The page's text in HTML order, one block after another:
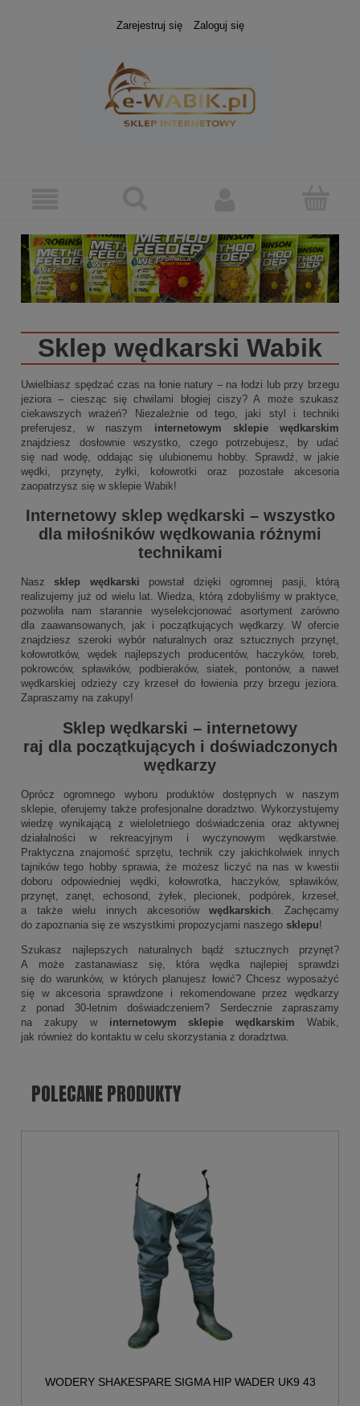
Zarejestruj się Zaloguj się
Sklep wędkarski Wabik
Uwielbiasz spędzać czas na łonie natury – na łodzi lub przy brzegu
jeziora – ciesząc się chwilami błogiej ciszy? A może szukasz
ciekawszych wrażeń? Niezależnie od tego, jaki styl i techniki
preferujesz, w naszym internetowym sklepie wędkarskim
znajdziesz dosłownie wszystko, czego potrzebujesz, by udać
się nad wodę, oddając się ulubionemu hobby. Sprawdź, w jakie
wędki, przynęty, żyłki, kołowrotki oraz pozostałe akcesoria
zaopatrzysz się w sklepie Wabik!
Internetowy sklep wędkarski – wszystko
dla miłośników wędkowania różnymi
technikami
Naszsklep wędkarski powstał dzięki ogromnej pasji, którą
realizujemy już od wielu lat. Wiedza, którą zdobyliśmy w praktyce,
pozwoliła nam starannie wyselekcjonować asortyment zarówno
dla zaawansowanych, jak i początkujących wędkarzy. W ofercie
znajdziesz szeroki wybór naturalnych oraz sztucznych przynęt,
kołowrotków, wędek najlepszych producentów, haczyków, toreb,
pokrowców, spławików, podbieraków, siatek, pontonów, a nawet
wędkarskiej odzieży czy krzeseł do łowienia przy brzegu jeziora.
Zapraszamy na zakupy!
Sklep wędkarski – internetowy
raj dla początkujących i doświadczonych
wędkarzy
Oprócz ogromnego wyboru produktów dostępnych w naszym
sklepie, oferujemy także profesjonalne doradztwo. Wykorzystujemy
wiedzę wynikającą z wieloletniego doświadczenia oraz aktywnej
działalności w rekreacyjnym i wyczynowym wędkarstwie.
Praktyczna znajomość sprzętu, technik czy jakichkolwiek innych
tajników tego hobby sprawia, że możesz liczyć na nas w kwestii
doboru odpowiedniej wędki, kołowrotka, haczyków, spławików,
przynęt, zanęt, echosond, żyłek, plecionek, podpórek, krzeseł,
a także wielu innych akcesoriówwędkarskich . Zachęcamy
do zapoznania się ze wszystkimi propozycjami naszego sklepu!
Szukasz najlepszych naturalnych bądź sztucznych przynęt?
A może zastanawiasz się, która wędka najlepiej sprawdzi
się do warunków, w których planujesz łowić? Chcesz wyposażyć
się w akcesoria sprawdzone i rekomendowane przez wędkarzy
z ponad 30-letnim doświadczeniem? Serdecznie zapraszamy
na zakupy w internetowym sklepie wędkarskim Wabik,
jak również do kontaktu w celu skorzystania z doradztwa.
POLECANE PRODUKTY
WODERY SHAKESPARE SIGMA HIP WADER UK9 43